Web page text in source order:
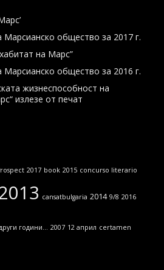
общество за 2017 г.
на Марс”
общество за 2016 г.
жизнеспособност на
излезе от печат
2017 book 2015 concurso literario
cansatbulgaria 2014 9/8 2016
години... 2007 12 април certamen